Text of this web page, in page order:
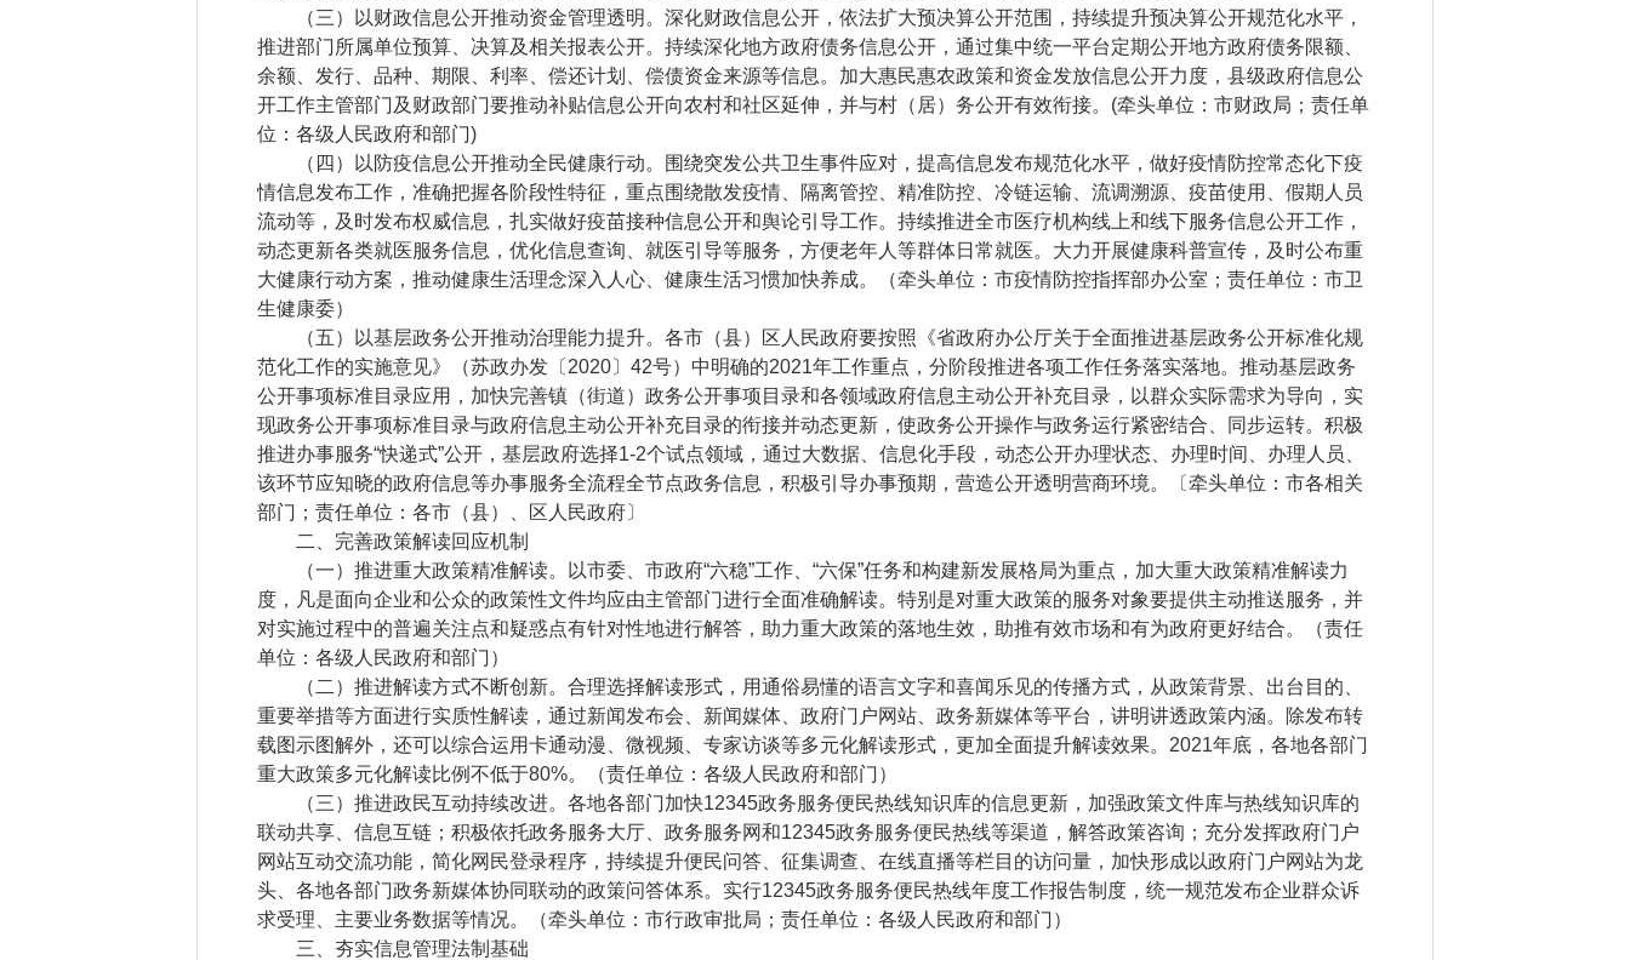
（三）以财政信息公开推动资金管理透明。深化财政信息公开，依法扩大预决算公开范围，持续提升预决算公开规范化水平，
推进部门所属单位预算、决算及相关报表公开。持续深化地方政府债务信息公开，通过集中统一平台定期公开地方政府债务限额、
余额、发行、品种、期限、利率、偿还计划、偿债资金来源等信息。加大惠民惠农政策和资金发放信息公开力度，县级政府信息公
开工作主管部门及财政部门要推动补贴信息公开向农村和社区延伸，并与村（居）务公开有效衔接。(牵头单位：市财政局；责任单
位：各级人民政府和部门)
（四）以防疫信息公开推动全民健康行动。围绕突发公共卫生事件应对，提高信息发布规范化水平，做好疫情防控常态化下疫
情信息发布工作，准确把握各阶段性特征，重点围绕散发疫情、隔离管控、精准防控、冷链运输、流调溯源、疫苗使用、假期人员
流动等，及时发布权威信息，扎实做好疫苗接种信息公开和舆论引导工作。持续推进全市医疗机构线上和线下服务信息公开工作，
动态更新各类就医服务信息，优化信息查询、就医引导等服务，方便老年人等群体日常就医。大力开展健康科普宣传，及时公布重
大健康行动方案，推动健康生活理念深入人心、健康生活习惯加快养成。（牵头单位：市疫情防控指挥部办公室；责任单位：市卫
生健康委）
（五）以基层政务公开推动治理能力提升。各市（县）区人民政府要按照《省政府办公厅关于全面推进基层政务公开标准化规
范化工作的实施意见》（苏政办发〔2020〕42号）中明确的2021年工作重点，分阶段推进各项工作任务落实落地。推动基层政务
公开事项标准目录应用，加快完善镇（街道）政务公开事项目录和各领域政府信息主动公开补充目录，以群众实际需求为导向，实
现政务公开事项标准目录与政府信息主动公开补充目录的衔接并动态更新，使政务公开操作与政务运行紧密结合、同步运转。积极
推进办事服务“快递式”公开，基层政府选择1-2个试点领域，通过大数据、信息化手段，动态公开办理状态、办理时间、办理人员、
该环节应知晓的政府信息等办事服务全流程全节点政务信息，积极引导办事预期，营造公开透明营商环境。〔牵头单位：市各相关
部门；责任单位：各市（县）、区人民政府〕
二、完善政策解读回应机制
（一）推进重大政策精准解读。以市委、市政府“六稳”工作、“六保”任务和构建新发展格局为重点，加大重大政策精准解读力
度，凡是面向企业和公众的政策性文件均应由主管部门进行全面准确解读。特别是对重大政策的服务对象要提供主动推送服务，并
对实施过程中的普遍关注点和疑惑点有针对性地进行解答，助力重大政策的落地生效，助推有效市场和有为政府更好结合。（责任
单位：各级人民政府和部门）
（二）推进解读方式不断创新。合理选择解读形式，用通俗易懂的语言文字和喜闻乐见的传播方式，从政策背景、出台目的、
重要举措等方面进行实质性解读，通过新闻发布会、新闻媒体、政府门户网站、政务新媒体等平台，讲明讲透政策内涵。除发布转
载图示图解外，还可以综合运用卡通动漫、微视频、专家访谈等多元化解读形式，更加全面提升解读效果。2021年底，各地各部门
重大政策多元化解读比例不低于80%。（责任单位：各级人民政府和部门）
（三）推进政民互动持续改进。各地各部门加快12345政务服务便民热线知识库的信息更新，加强政策文件库与热线知识库的
联动共享、信息互链；积极依托政务服务大厅、政务服务网和12345政务服务便民热线等渠道，解答政策咨询；充分发挥政府门户
网站互动交流功能，简化网民登录程序，持续提升便民问答、征集调查、在线直播等栏目的访问量，加快形成以政府门户网站为龙
头、各地各部门政务新媒体协同联动的政策问答体系。实行12345政务服务便民热线年度工作报告制度，统一规范发布企业群众诉
求受理、主要业务数据等情况。（牵头单位：市行政审批局；责任单位：各级人民政府和部门）
三、夯实信息管理法制基础